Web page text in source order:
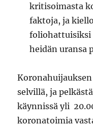
kritisoimasta
faktoja, ja
foliohattuisiksi
heidän uransa
selvillä, ja
käynnissä yli
koronatoimia